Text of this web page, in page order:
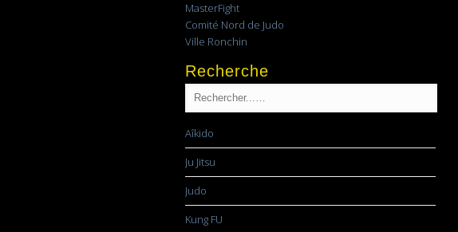
MasterFight
Comité Nord de Judo
Ville Ronchin
Recherche
Aîkido
Ju Jitsu
Judo
Kung FU